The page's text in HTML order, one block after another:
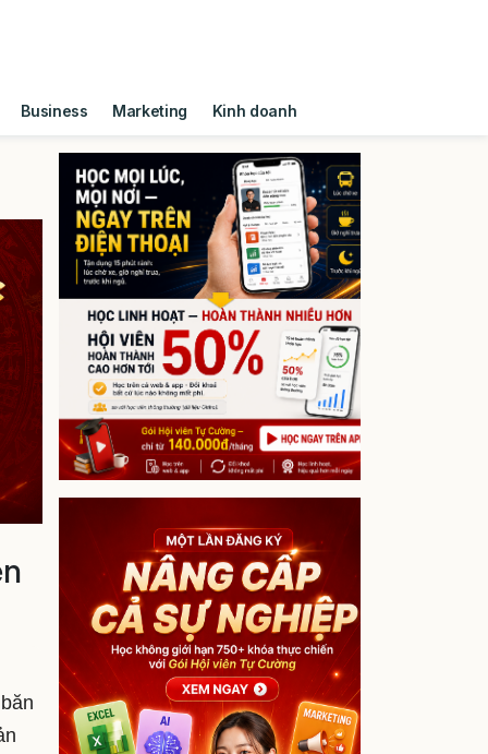
Business Marketing Kinh doanh